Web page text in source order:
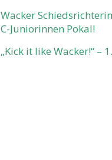
Wacker
C-Juniorinnen Pokal!
„Kick it like Wacker!“ –